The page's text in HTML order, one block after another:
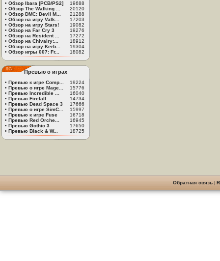
• Обзор Ibara [PCB/PS2]
19688
• Обзор The Walking ...
20120
• Обзор DMC: Devil M...
21288
• Обзор на игру Valk...
17203
• Обзор на игру Stars!
19082
• Обзор на Far Cry 3
19276
• Обзор на Resident ...
17272
• Обзор на Chivalry:...
18912
• Обзор на игру Kerb...
19304
• Обзор игры 007: Fr... 18082
Превью о играх
• Превью к игре Comp...
19224
• Превью о игре Mage...
15776
• Превью Incredible ...
16040
• Превью Firefall
14734
• Превью Dead Space 3
17666
• Превью о игре SimC...
15997
• Превью к игре Fuse
16718
• Превью Red Orche...
16945
• Превью Gothic 3
17650
• Превью Black & W... 18725
Обратная связь